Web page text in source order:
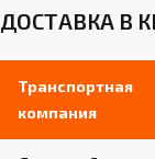
ДОСТАВКА В
Транспортная
компания